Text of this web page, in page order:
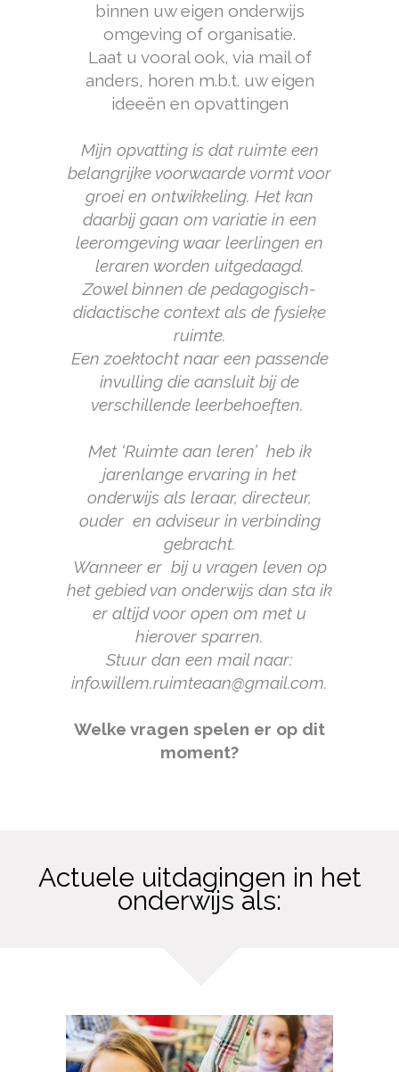
binnen uw eigen onderwijs
omgeving of organisatie.
Laat u vooral ook, via mail of
anders, horen m.b.t. uw eigen
ideeën en opvattingen
Mijn opvatting is dat ruimte een
belangrijke voorwaarde vormt voor
groei en ontwikkeling. Het kan
daarbij gaan om variatie in een
leeromgeving waar leerlingen en
leraren worden uitgedaagd.
Zowel binnen de pedagogisch-
didactische context als de fysieke
ruimte.
Een zoektocht naar een passende
invulling die aansluit bij de
verschillende leerbehoeften.
Met ‘Ruimte aan leren’ heb ik
jarenlange ervaring in het
onderwijs als leraar, directeur,
ouder en adviseur in verbinding
gebracht.
Wanneer er bij u vragen leven op
het gebied van onderwijs dan sta ik
er altijd voor open om met u
hierover sparren.
Stuur dan een mail naar:
info.willem.ruimteaan@gmail.com.
Welke vragen spelen er op dit
moment?
Actuele uitdagingen in het
onderwijs als: